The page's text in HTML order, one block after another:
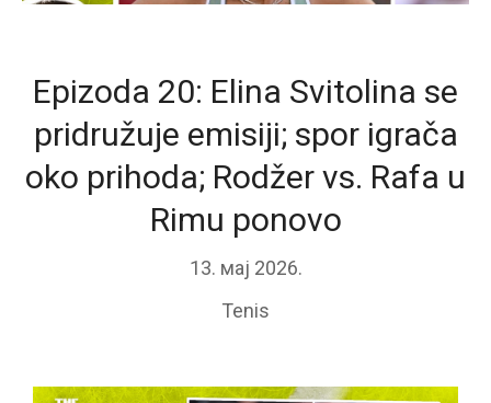
Epizoda 20: Elina Svitolina se
pridružuje emisiji; spor igrača
oko prihoda; Rodžer vs. Rafa u
Rimu ponovo
13. мај 2026.
Tenis